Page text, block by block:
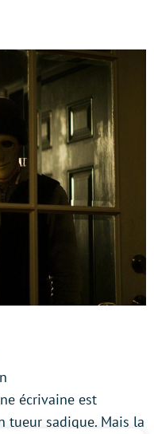
écrivaine est
tueur sadique. Mais la